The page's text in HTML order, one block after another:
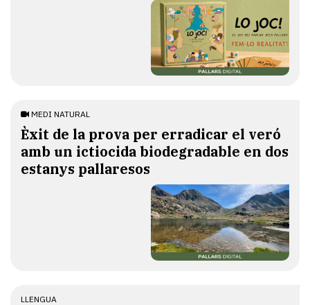
MEDI NATURAL
Èxit de la prova per erradicar el veró
amb un ictiocida biodegradable en dos
estanys pallaresos
LLENGUA